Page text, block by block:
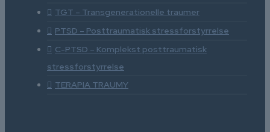
TGT – Transgenerationelle traumer
PTSD – Posttraumatisk stressforstyrrelse
C-PTSD – Komplekst posttraumatisk
stressforstyrrelse
TERAPIA TRAUMY